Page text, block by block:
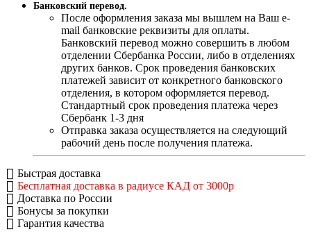
Банковский перевод.
После оформления заказа мы вышлем на Ваш e-
mail банковские реквизиты для оплаты.
Банковский перевод можно совершить в любом
отделении Сбербанка России, либо в отделениях
других банков. Срок проведения банковских
платежей зависит от конкретного банковского
отделения, в котором оформляется перевод.
Стандартный срок проведения платежа через
Сбербанк 1-3 дня
Отправка заказа осуществляется на следующий
рабочий день после получения платежа.
Быстрая доставка
Бесплатная доставка в радиусе КАД от 3000р
Доставка по России
Бонусы за покупки
Гарантия качества